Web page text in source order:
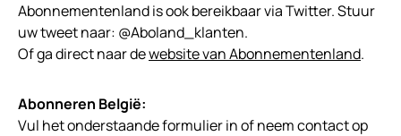
Abonnementenland is ook bereikbaar via Twitter. Stuur
uw tweet naar: @Aboland_klanten.
Of ga direct naar dewebsite van Abonnementenland.
Abonneren België:
Vul het onderstaande formulier in of neem contact op